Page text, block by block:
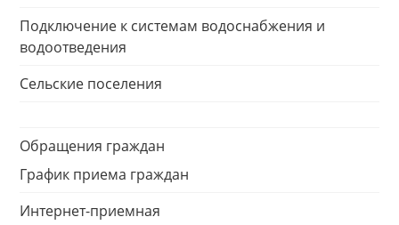
Подключение к системам водоснабжения и
водоотведения
Сельские поселения
Обращения граждан
График приема граждан
Интернет-приемная